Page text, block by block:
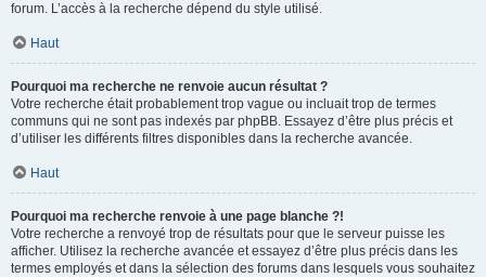
forum. L’accès à la recherche dépend du style utilisé.
Haut
Pourquoi ma recherche ne renvoie aucun résultat ?
Votre recherche était probablement trop vague ou incluait trop de termes
communs qui ne sont pas indexés par phpBB. Essayez d’être plus précis et
d’utiliser les différents filtres disponibles dans la recherche avancée.
Haut
Pourquoi ma recherche renvoie à une page blanche ?!
Votre recherche a renvoyé trop de résultats pour que le serveur puisse les
afficher. Utilisez la recherche avancée et essayez d’être plus précis dans les
termes employés et dans la sélection des forums dans lesquels vous souhaitez